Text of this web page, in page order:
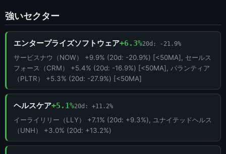
強いセクター
エンタープライズソフトウェア+6.3%20d: -21.9%
サービスナウ（NOW） +9.9% (20d: -20.9%) [<50MA], セールス
フォース（CRM） +5.4% (20d: -16.9%) [<50MA], パランティア
（PLTR） +5.3% (20d: -27.9%) [<50MA]
ヘルスケア+5.1%20d: +11.2%
イーライリリー（LLY） +7.1% (20d: +9.3%), ユナイテッドヘルス
（UNH） +3.0% (20d: +13.2%)